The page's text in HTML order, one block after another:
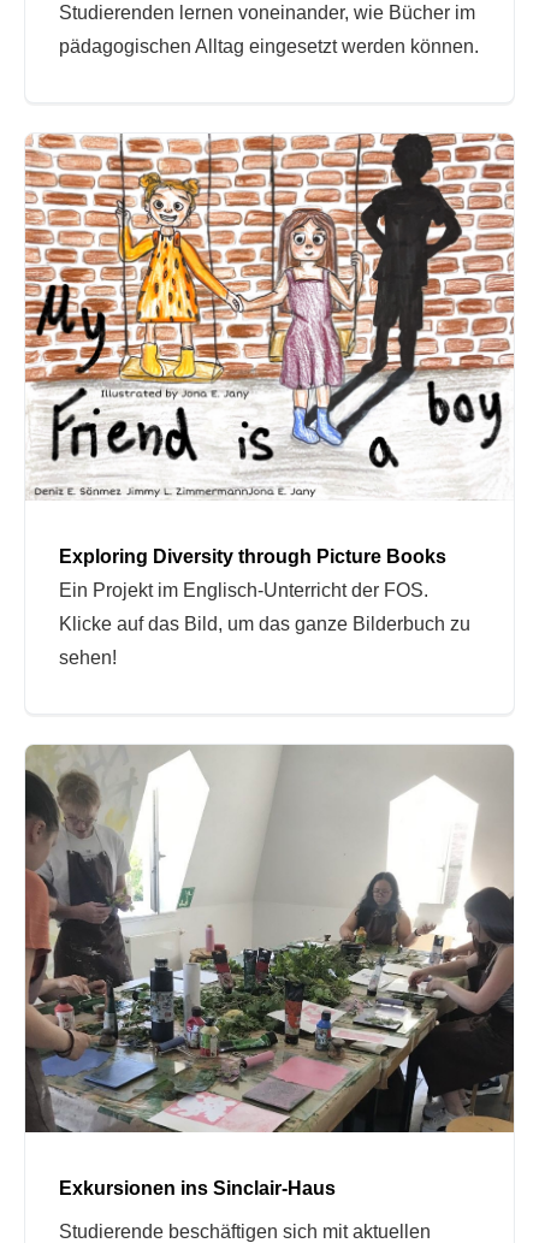
Studierenden lernen voneinander, wie Bücher im
pädagogischen Alltag eingesetzt werden können.
Exploring Diversity through Picture Books
Ein Projekt im Englisch-Unterricht der FOS.
Klicke auf das Bild, um das ganze Bilderbuch zu
sehen!
Exkursionen ins Sinclair-Haus
Studierende beschäftigen sich mit aktuellen